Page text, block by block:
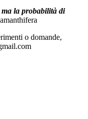
ma la probabilità di
o domande,